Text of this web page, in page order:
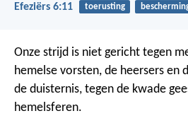
Efeziërs 6:11 toerusting
Onze strijd is niet gericht tegen
hemelse vorsten, de heersers en
de duisternis, tegen de kwade
hemelsferen.